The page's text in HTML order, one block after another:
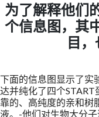
为了解释他们
个信息图，其
目
下面的信息图显示了实
达并纯化了四个
靠的、高纯度的亲和树
液。 -他们对生物大分